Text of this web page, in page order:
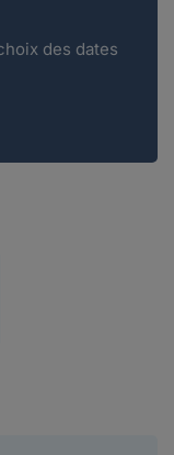
des dates